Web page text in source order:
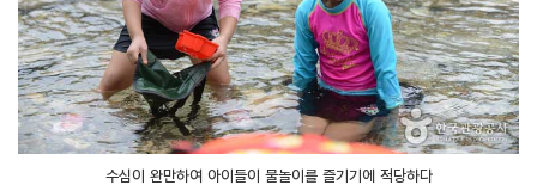
수심이 완만하여 아이들이 물놀이를 즐기기에 적당하다